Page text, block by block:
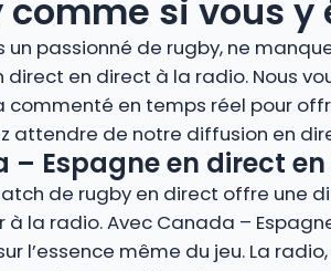
si vous y
un passionné de rugby, ne
direct en direct à la radio. Nous
commenté en temps réel pour
attendre de notre diffusion en
– Espagne en direct
de rugby en direct offre une
à la radio. Avec Canada –
l’essence même du jeu. La